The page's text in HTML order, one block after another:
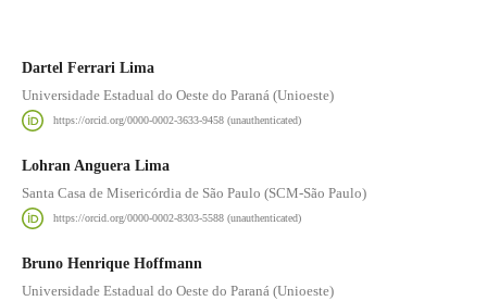
Dartel Ferrari Lima
Universidade Estadual do Oeste do Paraná (Unioeste)
https://orcid.org/0000-0002-3633-9458 (unauthenticated)
Lohran Anguera Lima
Santa Casa de Misericórdia de São Paulo (SCM-São Paulo)
https://orcid.org/0000-0002-8303-5588 (unauthenticated)
Bruno Henrique Hoffmann
Universidade Estadual do Oeste do Paraná (Unioeste)